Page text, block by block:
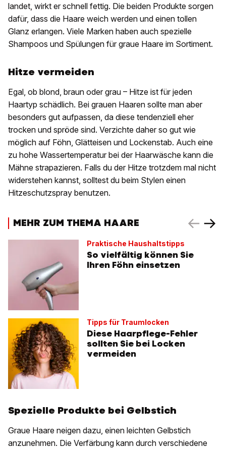
landet, wirkt er schnell fettig. Die beiden Produkte sorgen
dafür, dass die Haare weich werden und einen tollen
Glanz erlangen. Viele Marken haben auch spezielle
Shampoos und Spülungen für graue Haare im Sortiment.
Hitze vermeiden
Egal, ob blond, braun oder grau – Hitze ist für jeden
Haartyp schädlich. Bei grauen Haaren sollte man aber
besonders gut aufpassen, da diese tendenziell eher
trocken und spröde sind. Verzichte daher so gut wie
möglich auf Föhn, Glätteisen und Lockenstab. Auch eine
zu hohe Wassertemperatur bei der Haarwäsche kann die
Mähne strapazieren. Falls du der Hitze trotzdem mal nicht
widerstehen kannst, solltest du beim Stylen einen
Hitzeschutzspray benutzen.
MEHR ZUM THEMA HAARE
Praktische Haushaltstipps
So vielfältig können Sie
Ihren Föhn einsetzen
Tipps für Traumlocken
Diese Haarpflege-Fehler
sollten Sie bei Locken
vermeiden
Spezielle Produkte bei Gelbstich
Graue Haare neigen dazu, einen leichten Gelbstich
anzunehmen. Die Verfärbung kann durch verschiedene